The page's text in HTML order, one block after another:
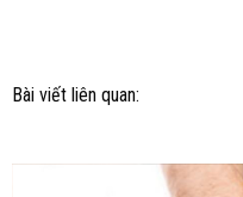
Bài viết liên quan: